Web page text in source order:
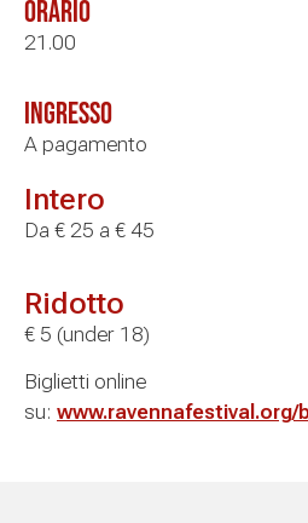
Orario
21.00
Ingresso
A pagamento
Intero
Da € 25 a € 45
Ridotto
€ 5 (under 18)
Biglietti online
su: